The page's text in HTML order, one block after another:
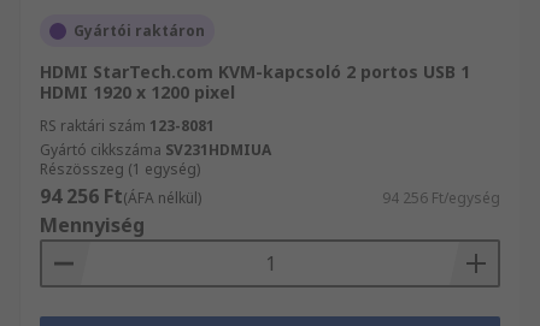
Gyártói raktáron
HDMI StarTech.com KVM-kapcsoló 2 portos USB 1
HDMI 1920 x 1200 pixel
RS raktári szám 123-8081
Gyártó cikkszáma SV231HDMIUA
Részösszeg (1 egység)
94 256 Ft(ÁFA nélkül) 94 256 Ft/egység
Mennyiség